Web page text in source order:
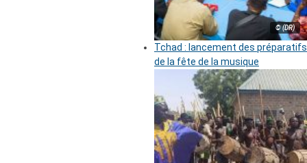
© (DR)
Tchad : lancement des préparatifs
de la fête de la musique